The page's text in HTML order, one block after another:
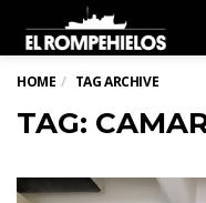
HOME TAG ARCHIVE
TAG: